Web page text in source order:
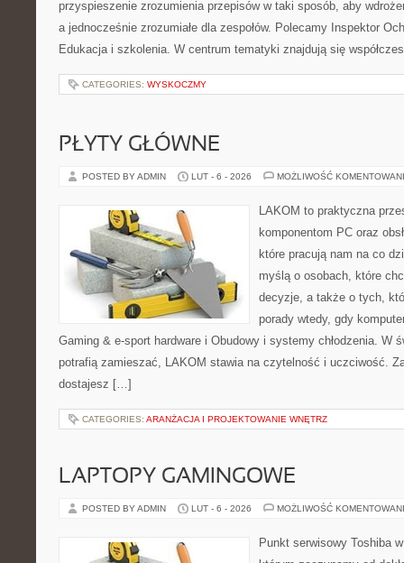
przyspieszenie zrozumienia przepisów w taki sposób, aby
a jednocześnie zrozumiałe dla zespołów. Polecamy Inspektor
Edukacja i szkolenia. W centrum tematyki znajdują się
CATEGORIES: WYSKOCZMY
PŁYTY GŁÓWNE
POSTED BY ADMIN LUT - 6 - 2026 MOŻLIWOŚĆ
LAKOM to praktyczna
komponentom PC oraz
które pracują nam na co
myślą o osobach, które
decyzje, a także o tych,
porady wtedy, gdy
Gaming & e-sport hardware i Obudowy i systemy chłodzenia. W
potrafią zamieszać, LAKOM stawia na czytelność i uczciwość.
dostajesz […]
CATEGORIES: ARANŻACJA I PROJEKTOWANIE WNĘTRZ
LAPTOPY GAMINGOWE
POSTED BY ADMIN LUT - 6 - 2026 MOŻLIWOŚĆ
Punkt serwisowy Toshiba